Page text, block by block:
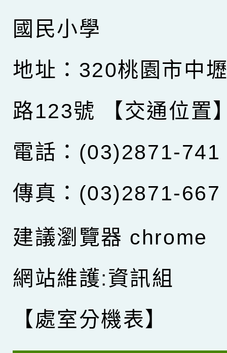
國民小學
地址：320桃園市中
路123號
【交通位置
電話：(03)2871-741
傳真：(03)2871-667
建議瀏覽器 chrome
網站維護:資訊組
【處室分機表】